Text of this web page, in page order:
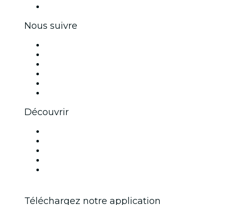
Nous suivre
Découvrir
Téléchargez notre application